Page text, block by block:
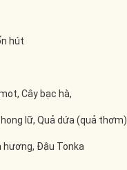
hút
Cây bạc hà,
lữ, Quả dứa (quả thơm)
hương, Đậu Tonka